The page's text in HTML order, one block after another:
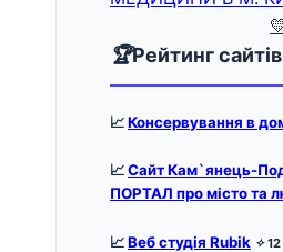
🏆Рейтинг
📈Консервування в
📈Сайт Кам`янець-
ПОРТАЛ про місто та
📈Веб студія Rubik ✧12